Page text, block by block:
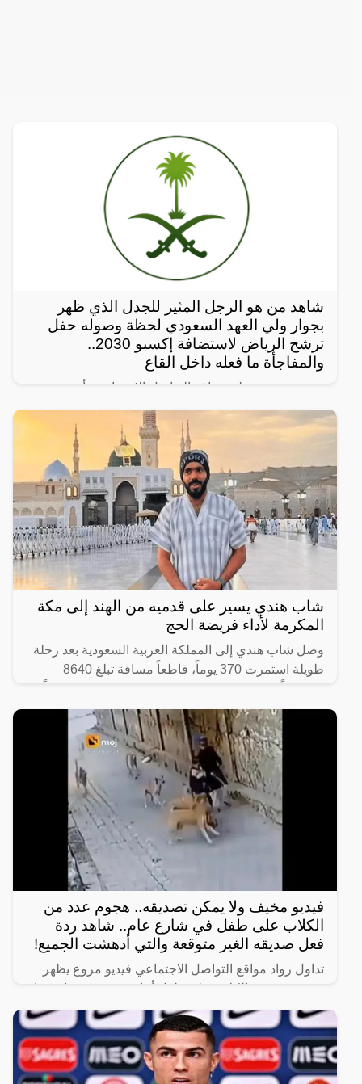
شاهد من هو الرجل المثير للجدل الذي ظهر
بجوار ولي العهد السعودي لحظة وصوله حفل
ترشح الرياض لاستضافة إكسبو 2030..
والمفاجأة ما فعله داخل القاع
رصد مغردون على مواقع التواصل الإجتماعي، أحدث
ظهور للرجل المجهول ذو النظرات الحادة الذي يقف دوماً
بالقرب من ولي العهد السعودي الأمير محمد بن سلمان
شاب هندي يسير على قدميه من الهند إلى مكة
المكرمة لأداء فريضة الحج
وصل شاب هندي إلى المملكة العربية السعودية بعد رحلة
طويلة استمرت 370 يوماً، قاطعاً مسافة تبلغ 8640
على
فيديو مخيف ولا يمكن تصديقه.. هجوم عدد من
الكلاب على طفل في شارع عام.. شاهد ردة
فعل صديقه الغير متوقعة والتي أدهشت الجميع!
تداول رواد مواقع التواصل الاجتماعي فيديو مروع يظهر
هجوم عدد من الكلاب على طفل أثناء سيره في شارع عام
برفقة صديقه.